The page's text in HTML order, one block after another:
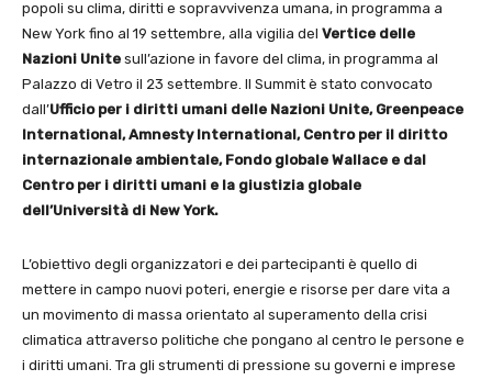
popoli su clima, diritti e sopravvivenza umana, in programma a
New York fino al 19 settembre, alla vigilia del Vertice delle
Nazioni Unite sull’azione in favore del clima, in programma al
Palazzo di Vetro il 23 settembre. Il Summit è stato convocato
dall’Ufficio per i diritti umani delle Nazioni Unite, Greenpeace
International, Amnesty International, Centro per il diritto
internazionale ambientale, Fondo globale Wallace e dal
Centro per i diritti umani e la giustizia globale
dell’Università di New York.
L’obiettivo degli organizzatori e dei partecipanti è quello di
mettere in campo nuovi poteri, energie e risorse per dare vita a
un movimento di massa orientato al superamento della crisi
climatica attraverso politiche che pongano al centro le persone e
i diritti umani. Tra gli strumenti di pressione su governi e imprese